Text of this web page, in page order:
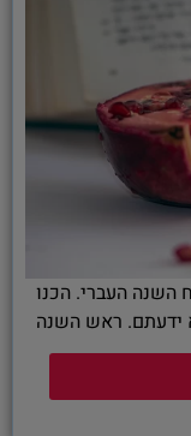
השנה העברי. הכנו
ידעתם. ראש השנה